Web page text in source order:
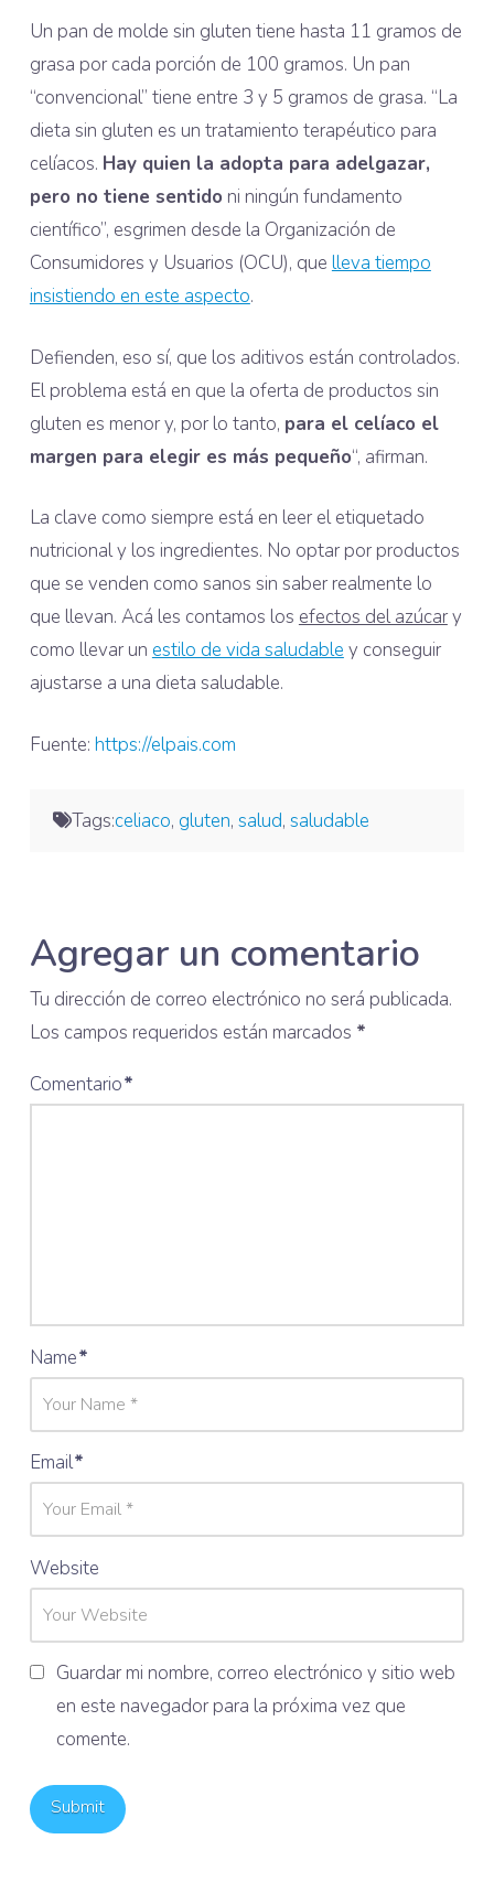
Un pan de molde sin gluten tiene hasta 11 gramos de
grasa por cada porción de 100 gramos. Un pan
“convencional” tiene entre 3 y 5 gramos de grasa. “La
dieta sin gluten es un tratamiento terapéutico para
celíacos. Hay quien la adopta para adelgazar,
pero no tiene sentido ni ningún fundamento
científico”, esgrimen desde la Organización de
Consumidores y Usuarios (OCU), que lleva tiempo
insistiendo en este aspecto.
Defienden, eso sí, que los aditivos están controlados.
El problema está en que la oferta de productos sin
gluten es menor y, por lo tanto, para el celíaco el
margen para elegir es más pequeño“, afirman.
La clave como siempre está en leer el etiquetado
nutricional y los ingredientes. No optar por productos
que se venden como sanos sin saber realmente lo
que llevan. Acá les contamos los efectos del azúcary
como llevar un estilo de vida saludable y conseguir
ajustarse a una dieta saludable.
Fuente: https://elpais.com
Tags:celiaco, gluten,salud,saludable
Agregar un comentario
Tu dirección de correo electrónico no será publicada.
Los campos requeridos están marcados *
Comentario*
Name*
Email*
Website
Guardar mi nombre, correo electrónico y sitio web
en este navegador para la próxima vez que
comente.